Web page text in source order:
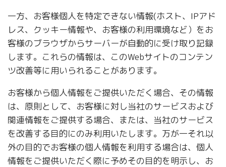
一方、お客様個人を特定できない情報(ホスト、IPアド
レス、クッキー情報や、お客様の利用環境など）をお
客様のブラウザからサーバーが自動的に受け取り記録
します。これらの情報は、このWebサイトのコンテン
ツ改善等に用いられることがあります。
お客様から個人情報をご提供いただく場合、その情報
は、原則として、お客様に対し当社のサービスおよび
関連情報をご提供する場合、または、当社のサービス
を改善する目的にのみ利用いたします。万が一それ以
外の目的でお客様の個人情報を利用する場合は、個人
情報をご提供いただく際に予めその目的を明示し、お